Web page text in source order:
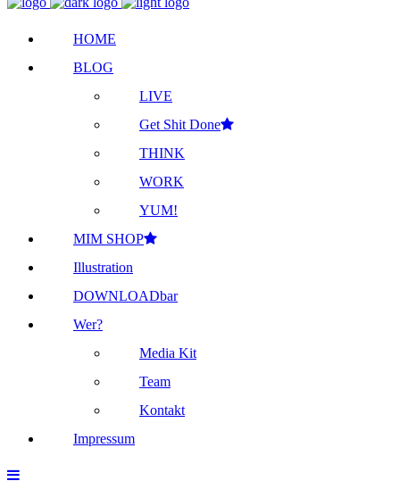
HOME
BLOG
LIVE
Get Shit Done
THINK
WORK
YUM!
MIM SHOP
Illustration
DOWNLOADbar
Wer?
Media Kit
Team
Kontakt
Impressum